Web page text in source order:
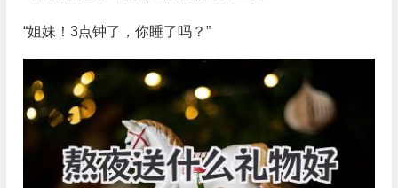
“姐妹！3点钟了，你睡了吗？”